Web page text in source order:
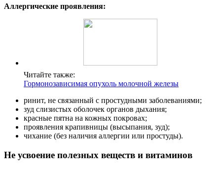
Аллергические проявления:
Читайте также:
Гормонозависимая опухоль молочной железы
ринит, не связанный с простудными заболеваниями;
зуд слизистых оболочек органов дыхания;
красные пятна на кожных покровах;
проявления крапивницы (высыпания, зуд);
чихание (без наличия аллергии или простуды).
Не усвоение полезных веществ и витаминов